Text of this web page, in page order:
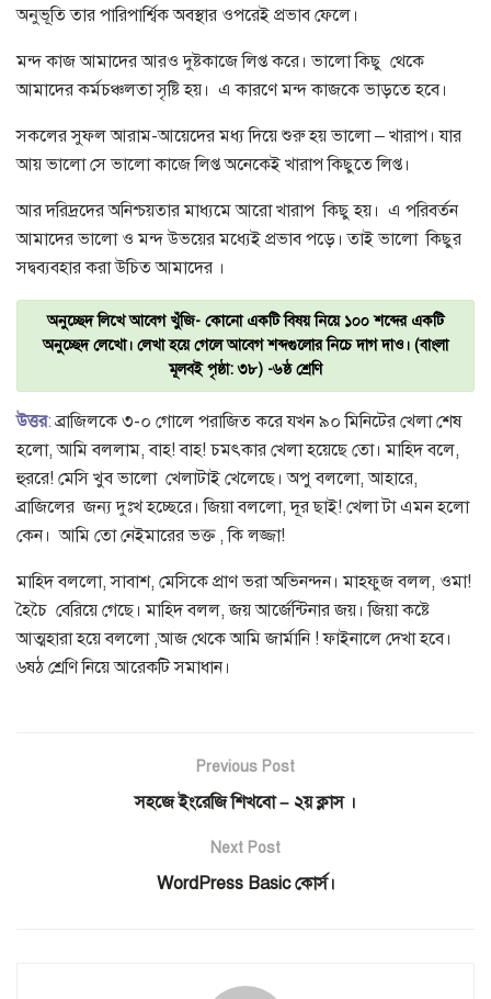
অনুভূতি তার পারিপার্শ্বিক অবস্থার ওপরেই প্রভাব ফেলে।
মন্দ কাজ আমাদের আরও দুষ্টকাজে লিপ্ত করে।ভালো কিছু থেকে
আমাদের কর্মচঞ্চলতা সৃষ্টি হয়। এ কারণে মন্দ কাজকে ভাড়তে হবে।
সকলের সুফল আরাম-আয়েদের মধ্য দিয়ে শুরু হয় ভালো – খারাপ। যার
আয় ভালো সে ভালো কাজে লিপ্ত অনেকেই খারাপ কিছুতে লিপ্ত।
আর দরিদ্রদের অনিশ্চয়তার মাধ্যমে আরো খারাপ কিছু হয়। এ পরিবর্তন
আমাদের ভালো ও মন্দ উভয়ের মধ্যেই প্রভাব পড়ে। তাই ভালো কিছুর
সদ্বব্যবহার করা উচিত আমাদের ।
অনুচ্ছেদ লিখে আবেগ খুঁজি- কোনো একটি বিষয় নিয়ে ১০০ শব্দের একটি
অনুচ্ছেদ লেখো। লেখা হয়ে গেলে আবেগ শব্দগুলোর নিচে দাগ দাও। (বাংলা
মূলবই পৃষ্ঠা: ৩৮) -৬ষ্ঠ শ্রেণি
উত্তর: ব্রাজিলকে ৩-০ গোলে পরাজিত করে যখন ৯০ মিনিটের খেলা শেষ
হলো, আমি বললাম, বাহ! বাহ! চমৎকার খেলা হয়েছে তো। মাহিদ বলে,
হুররে! মেসি খুব ভালো খেলাটাই খেলেছে। অপু বললো, আহারে,
ব্রাজিলের জন্য দুঃখ হচ্ছেরে। জিয়া বললো, দূর ছাই! খেলা টা এমন হলো
কেন। আমি তো নেইমারের ভক্ত , কি লজ্জা!
মাহিদ বললো, সাবাশ, মেসিকে প্রাণ ভরা অভিনন্দন। মাহফুজ বলল, ওমা!
হৈচৈ বেরিয়ে গেছে। মাহিদ বলল, জয় আর্জেন্টিনার জয়।জিয়া কষ্টে
আত্মহারা হয়ে বললো ,আজ থেকে আমি জার্মানি ! ফাইনালে দেখা হবে।
৬ষঠ শ্রেণি নিয়ে আরেকটি সমাধান।
Previous Post
সহজে ইংরেজি শিখবো – ২য় ক্লাস ।
Next Post
WordPress Basic কোর্স।